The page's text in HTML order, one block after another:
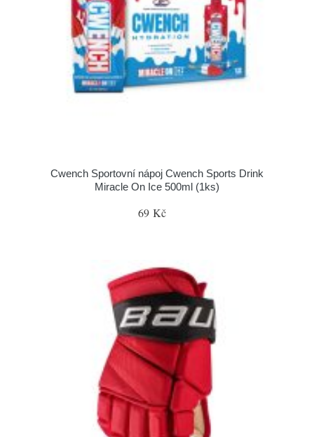
Cwench Sportovní nápoj Cwench Sports Drink
Miracle On Ice 500ml (1ks)
69 Kč